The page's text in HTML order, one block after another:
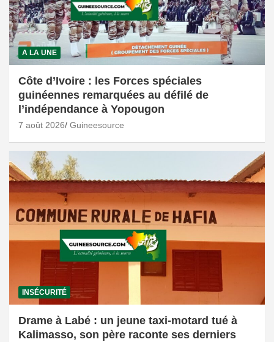
A LA UNE
Côte d’Ivoire : les Forces spéciales
guinéennes remarquées au défilé de
l’indépendance à Yopougon
7 août 2026 Guineesource
INSÉCURITÉ
Drame à Labé : un jeune taxi-motard tué à
Kalimasso, son père raconte ses derniers